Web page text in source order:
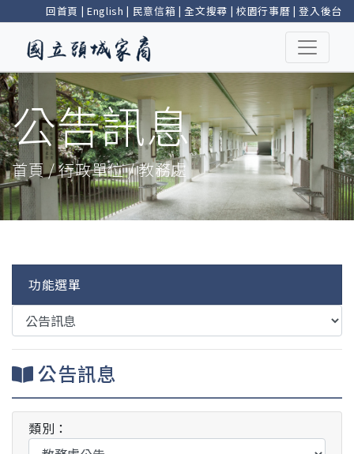
回首頁 | English | 民意信箱 |全文搜尋 | 校園行事曆 |登入後台
公告訊息
首頁 / 行政單位 / 教務處
功能選單
公告訊息
類別：